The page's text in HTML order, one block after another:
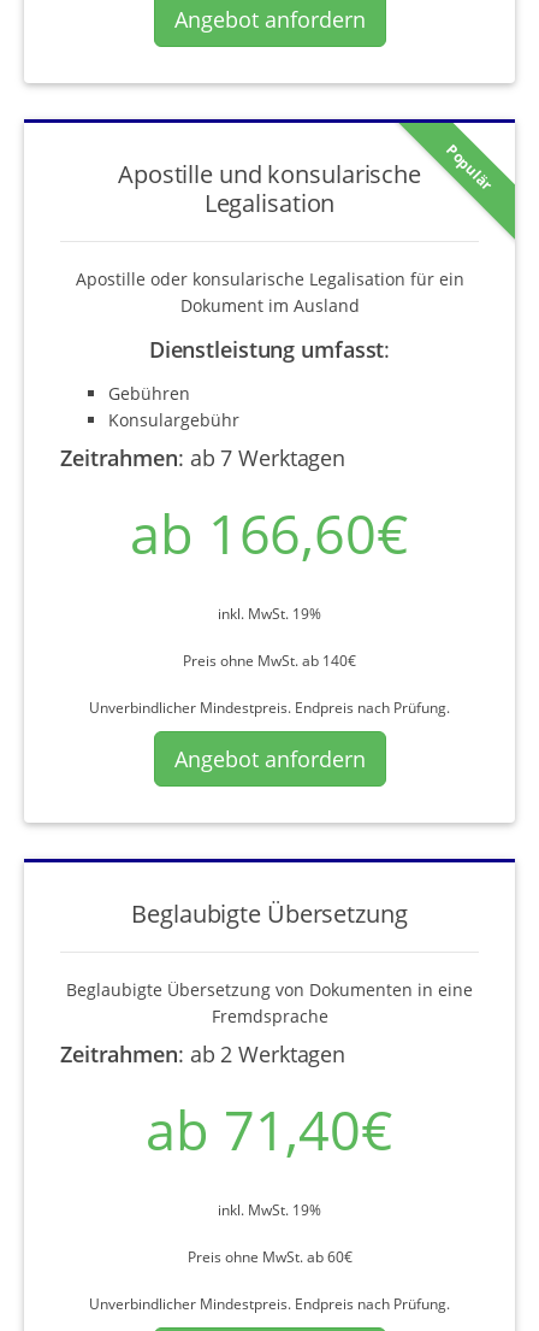
Angebot anfordern
Populär
Apostille und konsularische
Legalisation
Apostille oder konsularische Legalisation für ein
Dokument im Ausland
Dienstleistung umfasst:
Gebühren
Konsulargebühr
Zeitrahmen: ab 7 Werktagen
ab 166,60€
inkl. MwSt. 19%
Preis ohne MwSt. ab 140€
Unverbindlicher Mindestpreis. Endpreis nach Prüfung.
Angebot anfordern
Beglaubigte Übersetzung
Beglaubigte Übersetzung von Dokumenten in eine
Fremdsprache
Zeitrahmen: ab 2 Werktagen
ab 71,40€
inkl. MwSt. 19%
Preis ohne MwSt. ab 60€
Unverbindlicher Mindestpreis. Endpreis nach Prüfung.